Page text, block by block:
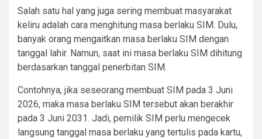
Salah satu hal yang juga sering membuat masyarakat
keliru adalah cara menghitung masa berlaku SIM. Dulu,
banyak orang mengaitkan masa berlaku SIM dengan
tanggal lahir. Namun, saat ini masa berlaku SIM dihitung
berdasarkan tanggal penerbitan SIM.
Contohnya, jika seseorang membuat SIM pada 3 Juni
2026, maka masa berlaku SIM tersebut akan berakhir
pada 3 Juni 2031. Jadi, pemilik SIM perlu mengecek
langsung tanggal masa berlaku yang tertulis pada kartu,